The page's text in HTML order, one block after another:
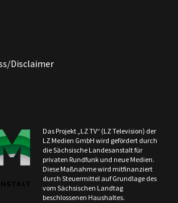
Disclaimer
Das Projekt „LZ TV“ (LZ Television) der
LZ Medien GmbH wird gefördert durch
die Sächsische Landesanstalt für
privaten Rundfunk und neue Medien.
Diese Maßnahme wird mitfinanziert
durch Steuermittel auf Grundlage des
vom Sächsischen Landtag
beschlossenen Haushaltes.